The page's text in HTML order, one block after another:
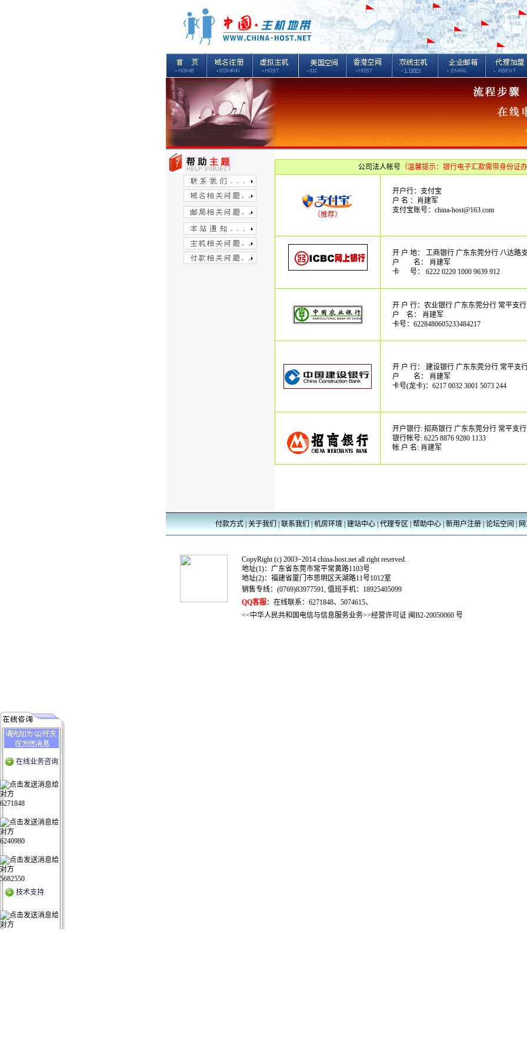
公司法人帐号（温馨提示：银行电子汇款需带身份证
（推荐）
开户行：支付宝
户 名 ：肖建军
支付宝账号：china-host@163.com
开 户 地： 工商银行 广东东莞分行 八达路
户 名： 肖建军
卡
号： 6222 0220 1000 9639 912
开 户 行：农业银行 广东东莞分行 常平支行
户
名： 肖建军
卡号：6228480605233484217
开 户 行： 建设银行 广东东莞分行 常平支
户 名： 肖建军
卡号(龙卡)：6217 0032 3001 5073 244
开户银行: 招商银行 广东东莞分行 常平支行
银行帐号: 6225 8876 9280 1133
帐 户 名: 肖建军
付款方式|关于我们 联系我们 |机房环境| 建站中心 |代理专区| 帮助中心 新用户注册|论坛空间|网
CopyRight (c) 2003~2014 china-host.net all right reserved.
地址(1)：广东省东莞市常平常黄路1103号
地址(2)：福建省厦门市思明区天湖路11号1012室
销售专线： (0769)83977591, 值班手机：18925405099
QQ客服： 在线联系：6271848、5074615、
<<中华人民共和国电信与信息服务业务>>经营许可证 闽B2-20050060 号
在线业务咨询
6271848
6240980
5682550
技术支持